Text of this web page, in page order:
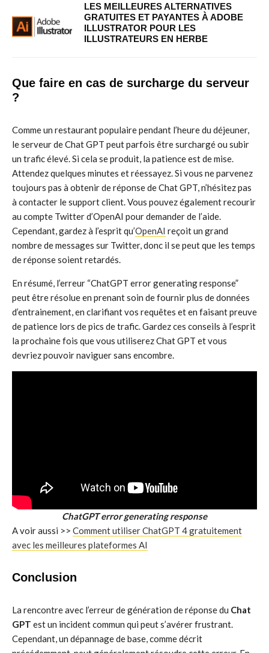
LES MEILLEURES ALTERNATIVES
GRATUITES ET PAYANTES À ADOBE
ILLUSTRATOR POUR LES
ILLUSTRATEURS EN HERBE
Que faire en cas de surcharge du serveur
?
Comme un restaurant populaire pendant l’heure du déjeuner,
le serveur de Chat GPT peut parfois être surchargé ou subir
un trafic élevé. Si cela se produit, la patience est de mise.
Attendez quelques minutes et réessayez. Si vous ne parvenez
toujours pas à obtenir de réponse de Chat GPT, n’hésitez pas
à contacter le support client. Vous pouvez également recourir
au compte Twitter d’OpenAI pour demander de l’aide.
Cependant, gardez à l’esprit qu’OpenAI reçoit un grand
nombre de messages sur Twitter, donc il se peut que les temps
de réponse soient retardés.
En résumé, l’erreur “ChatGPT error generating response”
peut être résolue en prenant soin de fournir plus de données
d’entrainement, en clarifiant vos requêtes et en faisant preuve
de patience lors de pics de trafic. Gardez ces conseils à l’esprit
la prochaine fois que vous utiliserez Chat GPT et vous
devriez pouvoir naviguer sans encombre.
ChatGPT error generating response
A voir aussi >> Comment utiliser ChatGPT 4 gratuitement
avec les meilleures plateformes AI
Conclusion
La rencontre avec l’erreur de génération de réponse du Chat
GPT est un incident commun qui peut s’avérer frustrant.
Cependant, un dépannage de base, comme décrit